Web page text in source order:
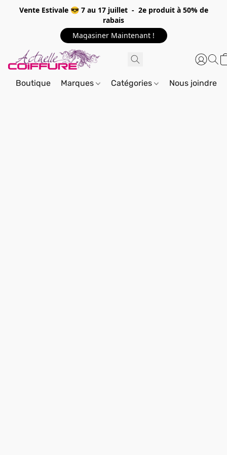
Vente Estivale 😎 7 au 17 juillet - 2e produit à 50% de
rabais
Magasiner Maintenant !
Boutique Marques Catégories Nous joindre